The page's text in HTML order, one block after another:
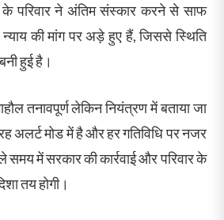
परिवार ने अंतिम संस्कार करने से साफ
की मांग पर अड़े हुए हैं, जिससे स्थिति
हुई है।
तनावपूर्ण लेकिन नियंत्रण में बताया जा
अलर्ट मोड में है और हर गतिविधि पर नजर
में सरकार की कार्रवाई और परिवार के
तय होगी।